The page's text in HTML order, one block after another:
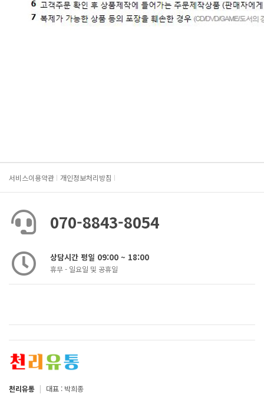
서비스이용약관 개인정보처리방침
070-8843-8054
상담시간 평일 09:00 ~ 18:00
휴무 - 일요일 및 공휴일
천리유통 | 대표 : 박희종